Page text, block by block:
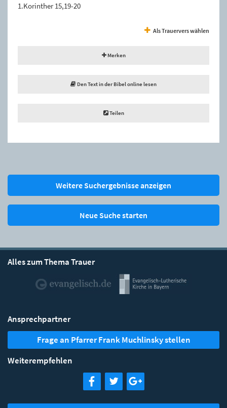
1.Korinther 15,19-20
Als Trauervers wählen
Merken
Den Text in der Bibel online lesen
Teilen
Weitere Suchergebnisse anzeigen
Neue Suche starten
Alles zum Thema Trauer
Ansprechpartner
Frage an Pfarrer Frank Muchlinsky stellen
Weiterempfehlen